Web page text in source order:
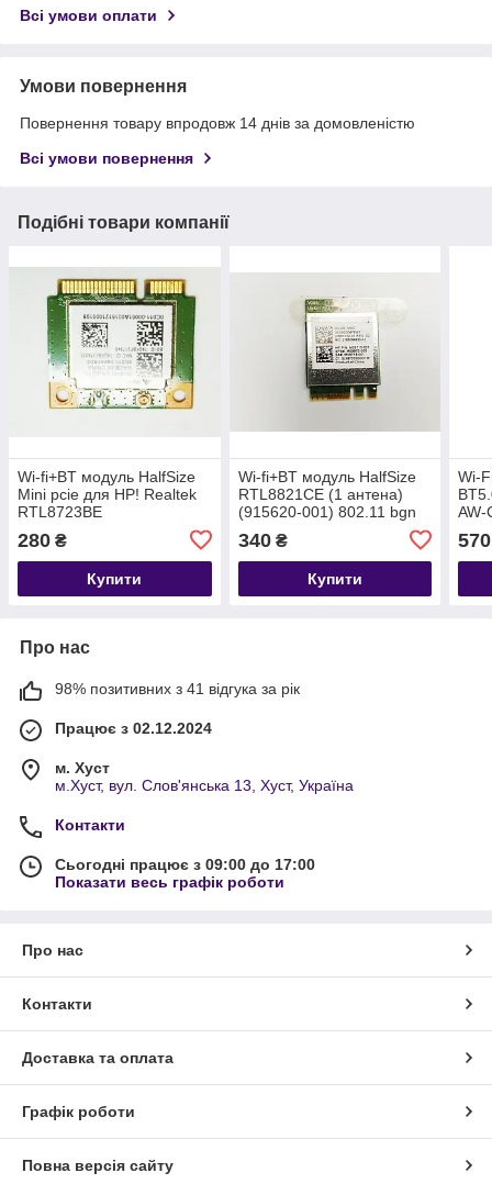
Всі умови оплати
Умови повернення
Повернення товару впродовж 14 днів за домовленістю
Всі умови повернення
Подібні товари компанії
Wi-fi+BT модуль HalfSize
Mini pcie для HP! Realtek
RTL8723BE
280 ₴
Купити
Wi-fi+BT модуль HalfSize
RTL8821CE (1 антена)
(915620-001) 802.11 bgn
ноутбуків HP 15 HP 17
340₴
Купити
Wi-
AW-
570
Про нас
98% позитивних з 41 відгука за рік
Працює з 02.12.2024
м. Хуст
м.Хуст, вул. Слов'янська 13, Хуст, Україна
Контакти
Сьогодні працює з 09:00 до 17:00
Показати весь графік роботи
Про нас
Контакти
Доставка та оплата
Графік роботи
Повна версія сайту